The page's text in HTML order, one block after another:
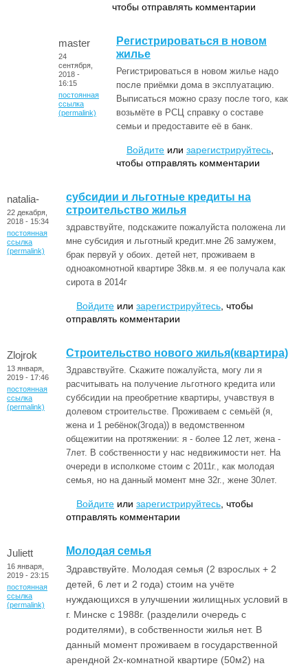
чтобы отправлять комментарии
master
24
сентября,
2018 -
16:15
постоянная
ссылка
(permalink)
Регистрироваться в новом
жилье
Регистрироваться в новом жилье надо
после приёмки дома в эксплуатацию.
Выписаться можно сразу после того, как
возьмёте в РСЦ справку о составе
семьи и предоставите её в банк.
Войдите или зарегистрируйтесь
чтобы отправлять комментарии
natalia-
22 декабря,
2018 - 15:34
постоянная
ссылка
(permalink)
субсидии и льготные кредиты на
строительство жилья
здравствуйте, подскажите пожалуйста положена ли
мне субсидия и льготный кредит.мне 26 замужем,
брак первуй у обоих. детей нет, проживаем в
одноакомнотной квартире 38кв.м. я ее получала как
сирота в 2014г
Войдите или зарегистрируйтесь , чтобы
отправлять комментарии
Zlojrok
13 января,
2019 - 17:46
постоянная
ссылка
(permalink)
Строительство нового жилья(квартира)
Здравствуйте. Скажите пожалуйста, могу ли я
расчитывать на получение льготного кредита или
суббсидии на преобретние квартиры, учавствуя в
долевом строительстве. Проживаем с семьёй (я,
жена и 1 ребёнок(3года)) в ведомственном
общежитии на протяжении: я - более 12 лет, жена -
7лет. В собственности у нас недвижимости нет. На
очереди в исполкоме стоим с 2011г., как молодая
семья, но на данный момент мне 32г., жене 30лет.
Войдите или зарегистрируйтесь , чтобы
отправлять комментарии
Juliett
16 января,
2019 - 23:15
постоянная
ссылка
(permalink)
Молодая семья
Здравствуйте. Молодая семья (2 взрослых + 2
детей, 6 лет и 2 года) стоим на учёте
нуждающихся в улучшении жилищных условий в
г. Минске с 1988г. (разделили очередь с
родителями), в собственности жилья нет. В
данный момент проживаем в государственной
арендной 2х-комнатной квартире (50м2) на